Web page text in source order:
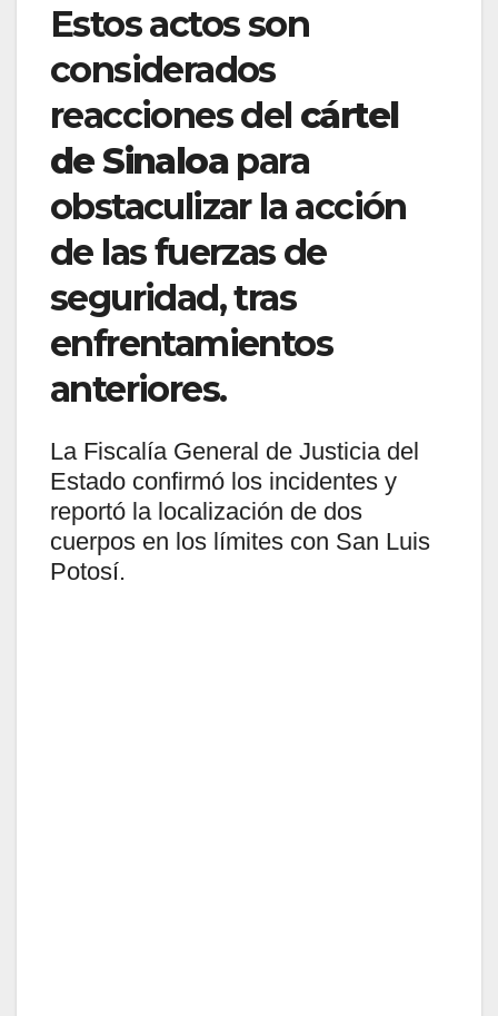
Estos actos son
considerados
reacciones del cártel
de Sinaloapara
obstaculizar la acción
de las fuerzas de
seguridad, tras
enfrentamientos
anteriores.
La Fiscalía General de Justicia del
Estado confirmó los incidentes y
reportó la localización de dos
cuerpos en los límites con San Luis
Potosí.